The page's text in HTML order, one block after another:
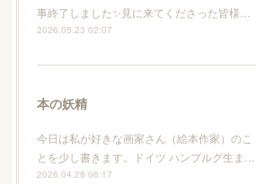
事終了しました✨見に来てくださった皆様…
2026.05.23 02:07
本の妖精
今日は私が好きな画家さん（絵本作家）のこ
とを少し書きます。ドイツ ハンブルグ生ま…
2026.04.28 06:17